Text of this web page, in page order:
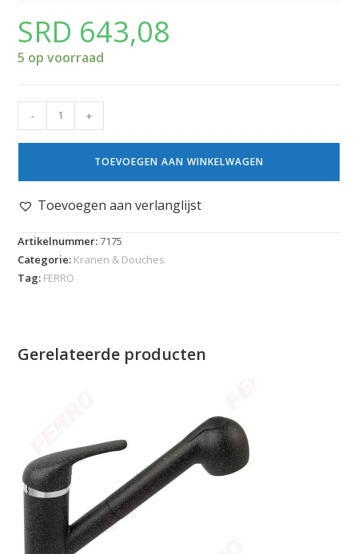
SRD 643,08
5 op voorraad
- +
TOEVOEGEN AAN WINKELWAGEN
Toevoegen aan verlanglijst
Artikelnummer:7175
Categorie: Kranen & Douches
Tag: FERRO
Gerelateerde producten